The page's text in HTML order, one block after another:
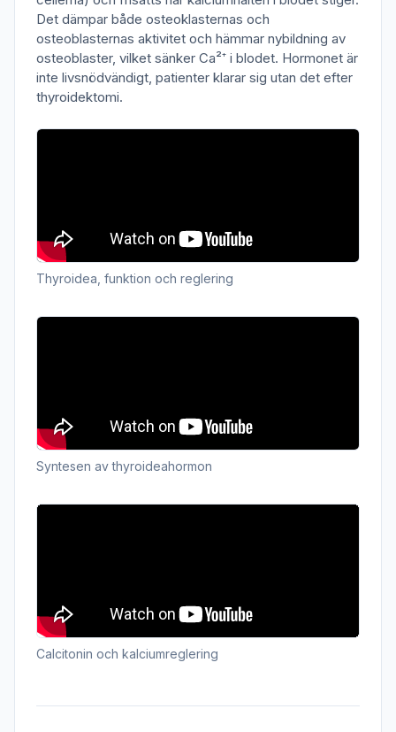
Det dämpar både osteoklasternas och
osteoblasternas aktivitet och hämmar nybildning av
osteoblaster, vilket sänker Ca²⁺ i blodet. Hormonet är
inte livsnödvändigt, patienter klarar sig utan det efter
thyroidektomi.
Thyroidea, funktion och reglering
Syntesen av thyroideahormon
Calcitonin och kalciumreglering